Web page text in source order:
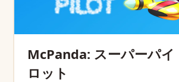
McPanda: スーパーパイ
ロット